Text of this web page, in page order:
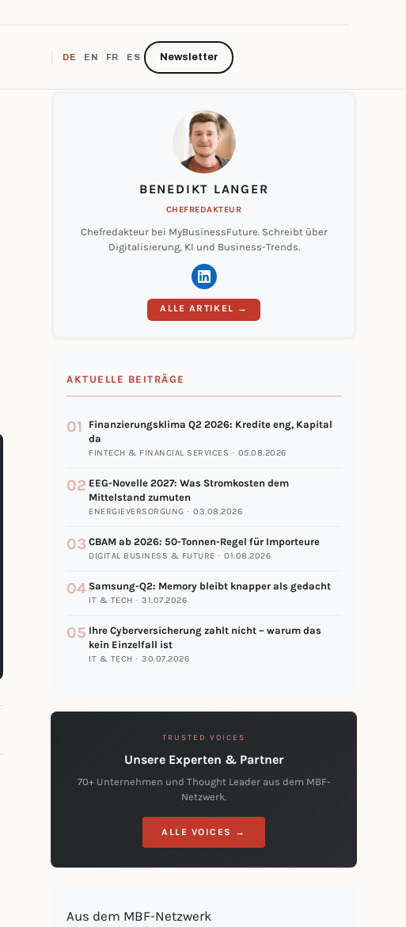
BENEDIKT LANGER
CHEFREDAKTEUR
Chefredakteur bei MyBusinessFuture. Schreibt über
Digitalisierung, KI und Business-Trends.
ALLE ARTIKEL →
AKTUELLE BEITRÄGE
01
Finanzierungsklima Q2 2026: Kredite eng, Kapital
da
FINTECH & FINANCIAL SERVICES · 05.08.2026
02 EEG-Novelle 2027: Was Stromkosten dem
Mittelstand zumuten
ENERGIEVERSORGUNG · 03.08.2026
03 CBAM ab 2026: 50-Tonnen-Regel für Importeure
DIGITAL BUSINESS & FUTURE · 01.08.2026
04 Samsung-Q2: Memory bleibt knapper als gedacht
IT & TECH · 31.07.2026
05 Ihre Cyberversicherung zahlt nicht – warum das
kein Einzelfall ist
IT & TECH · 30.07.2026
TRUSTED VOICES
Unsere Experten & Partner
70+ Unternehmen und Thought Leader aus dem MBF-
Netzwerk.
ALLE VOICES →
Aus dem MBF-Netzwerk
DE EN FR ES Newsletter